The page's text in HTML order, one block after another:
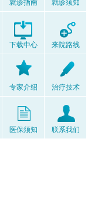
就诊指南 就诊须知
下载中心 来院路线
专家介绍 治疗技术
医保须知 联系我们